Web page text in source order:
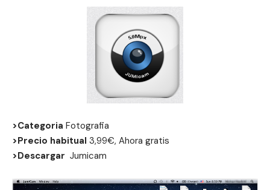
>Categoria Fotografia
>Precio habitual 3,99€, Ahora gratis
>Descargar Jumicam